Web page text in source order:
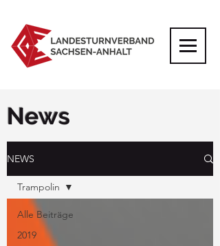
News
NEWS
Alle Beiträge
2019
Trampolin